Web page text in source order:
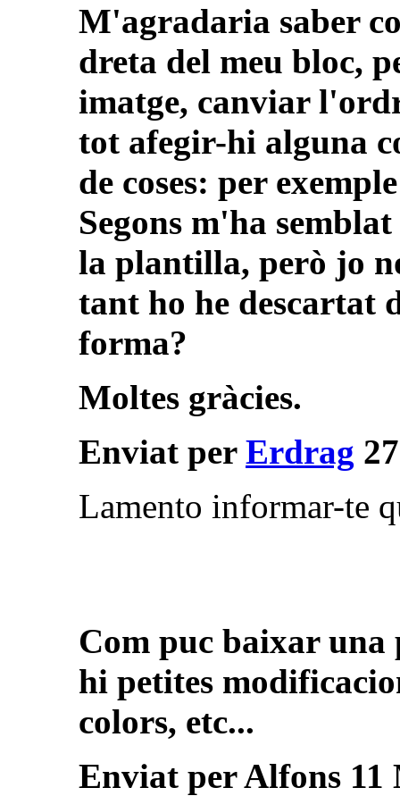
M'agradaria saber
dreta del meu bloc,
imatge, canviar
tot afegir-hi alguna
de coses: per
Segons m'ha
la plantilla, però jo
tant ho he descartat
forma?
Moltes gràcies.
Enviat per Erdrag
Lamento informar-te
Com puc baixar
hi petites
colors, etc...
Enviat perAlfons 11